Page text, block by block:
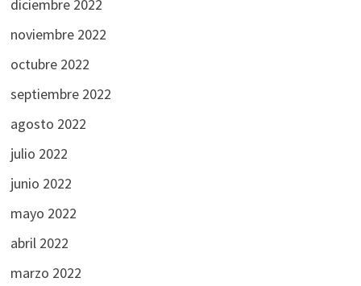
diciembre 2022
noviembre 2022
octubre 2022
septiembre 2022
agosto 2022
julio 2022
junio 2022
mayo 2022
abril 2022
marzo 2022